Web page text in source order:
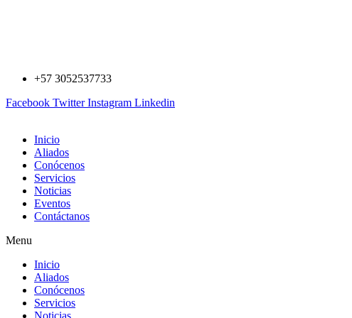
+57 3052537733
Facebook Twitter Instagram Linkedin
Inicio
Aliados
Conócenos
Servicios
Noticias
Eventos
Contáctanos
Menu
Inicio
Aliados
Conócenos
Servicios
Noticias